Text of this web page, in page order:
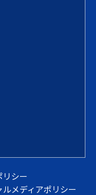
リシー
ルメディアポリシー